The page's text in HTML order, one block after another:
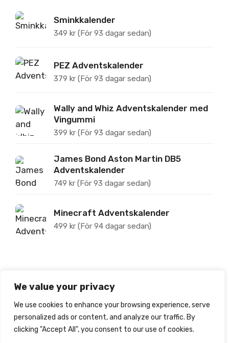
We value your privacy
We use cookies to enhance your browsing experience, serve
personalized ads or content, and analyze our traffic. By
clicking "Accept All", you consent to our use of cookies.
Sminkkalender
349 kr (För 93 dagar sedan)
PEZ Adventskalender
379 kr (För 93 dagar sedan)
Wally and Whiz Adventskalender med
Vingummi
399 kr (För 93 dagar sedan)
James Bond Aston Martin DB5
Adventskalender
749 kr (För 93 dagar sedan)
Minecraft Adventskalender
499 kr (För 94 dagar sedan)
Jultoppen.se tipsar om, prisjämför och recenserar
julkalendrar för barn.